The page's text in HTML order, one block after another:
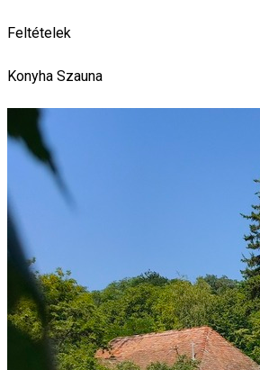
Feltételek
Konyha Szauna